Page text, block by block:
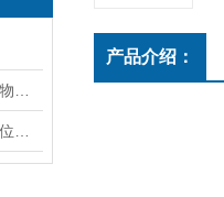
产品介绍：